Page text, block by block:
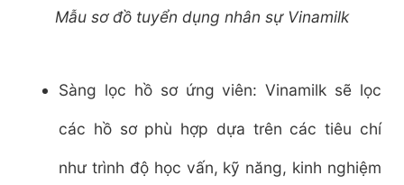
Mẫu sơ đồ tuyển dụng nhân sự Vinamilk
Sàng lọc hồ sơ ứng viên: Vinamilk sẽ lọc
các hồ sơ phù hợp dựa trên các tiêu chí
như trình độ học vấn, kỹ năng, kinh nghiệm